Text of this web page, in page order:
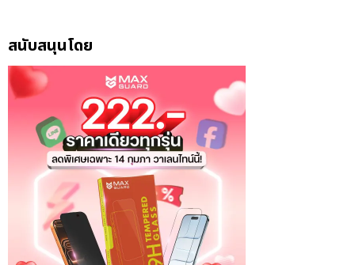
สนับสนุนโดย